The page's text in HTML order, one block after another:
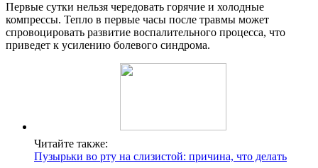
Первые сутки нельзя чередовать горячие и холодные
компрессы. Тепло в первые часы после травмы может
спровоцировать развитие воспалительного процесса, что
приведет к усилению болевого синдрома.
Читайте также:
Пузырьки во рту на слизистой: причина, что делать